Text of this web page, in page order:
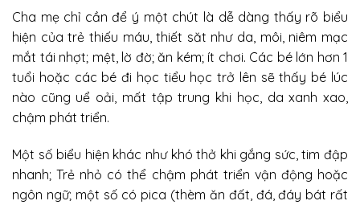
Cha mẹ chỉ cần để ý một chút là dễ dàng thấy rõ biểu
hiện của trẻ thiếu máu, thiết săt như da, môi, niêm mạc
mắt tái nhợt; mệt, lờ đờ; ăn kém; ít chơi. Các bé lớn hơn 1
tuổi hoặc các bé đi học tiểu học trở lên sẽ thấy bé lúc
nào cũng uể oải, mất tập trung khi học, da xanh xao,
chậm phát triển.
Một số biểu hiện khác như khó thở khi gắng sức, tim đập
nhanh; Trẻ nhỏ có thể chậm phát triển vận động hoặc
ngôn ngữ; một số có pica (thèm ăn đất, đá, đáy bát rất